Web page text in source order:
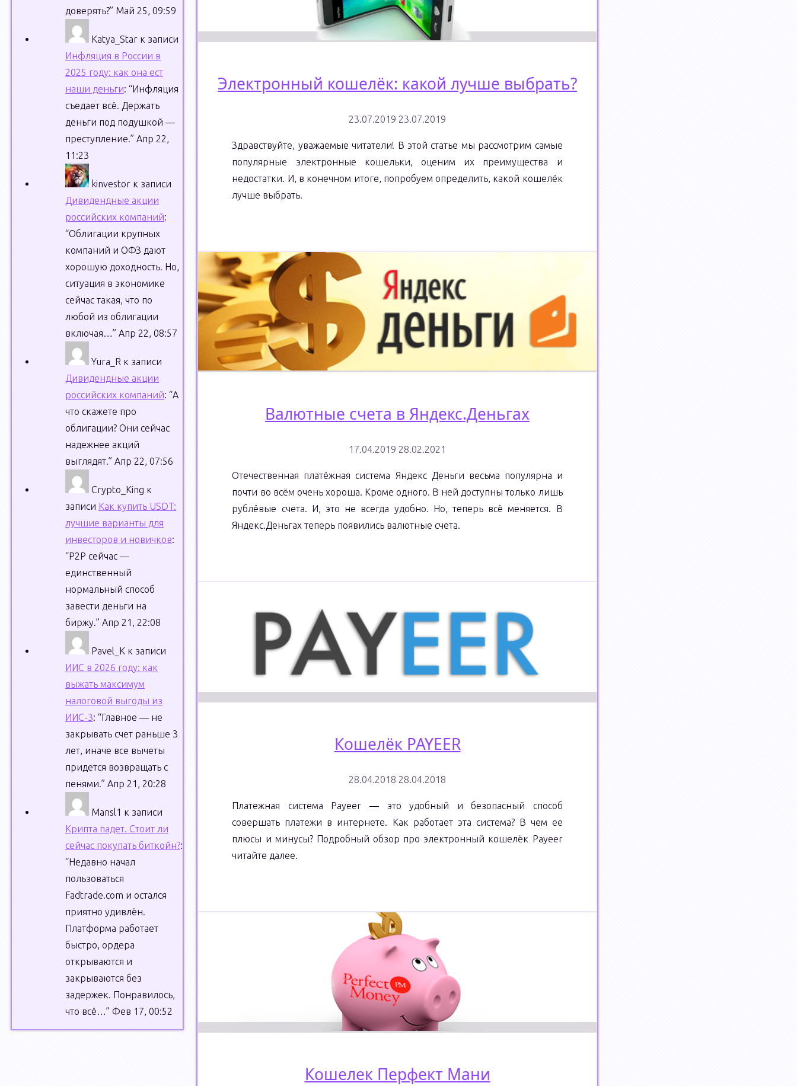
Электронный кошелёк: какой лучше выбрать?
23.07.2019 23.07.2019
Здравствуйте, уважаемые читатели! В этой статье мы рассмотрим самые
популярные электронные кошельки, оценим их преимущества и
недостатки. И, в конечном итоге, попробуем определить, какой кошелёк
лучше выбрать.
Узнать больше
кошелёк:
какой
лучше
выбрать?"
Валютные счета в Яндекс.Деньгах
17.04.2019 28.02.2021
Отечественная платёжная система Яндекс Деньги весьма популярна и
почти во всём очень хороша. Кроме одного. В ней доступны только лишь
рублёвые счета. И, это не всегда удобно. Но, теперь всё меняется. В
Яндекс.Деньгах теперь появились валютные счета.
счета
Яндекс.Деньгах"
Кошелёк PAYEER
28.04.2018 28.04.2018
Платежная система Payeer — это удобный и безопасный способ
совершать платежи в интернете. Как работает эта система? В чем ее
плюсы и минусы? Подробный обзор про электронный кошелёк Payeer
читайте далее.
Узнать больше
PAYEER"
Кошелек Перфект Мани
доверять?” Май 25, 09:59
Katya_Star к записи
Инфляция в России в
2025 году: как она ест
наши деньги: “Инфляция
съедает всё. Держать
деньги под подушкой —
преступление.” Апр 22,
11:23
kinvestor к записи
Дивидендные акции
российских компаний:
“Облигации крупных
компаний и ОФЗ дают
хорошую доходность. Но,
ситуация в экономике
сейчас такая, что по
любой из облигации
включая…” Апр 22, 08:57
Yura_R к записи
Дивидендные акции
российских компаний: “А
что скажете про
облигации? Они сейчас
надежнее акций
выглядят.” Апр 22, 07:56
Crypto_King к
записи Как купить USDT:
лучшие варианты для
инвесторов и новичков:
“P2P сейчас —
единственный
нормальный способ
завести деньги на
биржу.” Апр 21, 22:08
Pavel_K к записи
ИИС в 2026 году: как
выжать максимум
налоговой выгоды из
ИИС-3: “Главное — не
закрывать счет раньше 3
лет, иначе все вычеты
придется возвращать с
пенями.” Апр 21, 20:28
Mansl1 к записи
Крипта падет. Стоит ли
сейчас покупать биткойн?:
“Недавно начал
пользоваться
Fadtrade.com и остался
приятно удивлён.
Платформа работает
быстро, ордера
открываются и
закрываются без
задержек. Понравилось,
что всё…” Фев 17, 00:52